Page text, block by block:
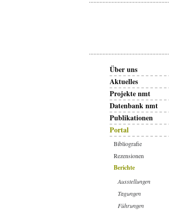
Über uns
Aktuelles
Projekte nmt
Datenbank nmt
Publikationen
Portal
Bibliografie
Rezensionen
Berichte
Ausstellungen
Tagungen
Führungen